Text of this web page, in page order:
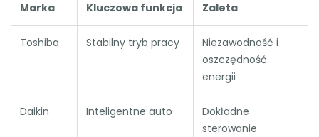
Marka Kluczowa funkcja Zaleta
Toshiba Stabilny tryb pracy
Niezawodność i
oszczędność
energii
Daikin Inteligentne auto
Dokładne
sterowanie